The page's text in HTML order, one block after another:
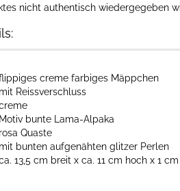
nicht authentisch wiedergegeben
creme farbiges Mäppchen
mit Reissverschluss
Motiv bunte Lama-Alpaka
rosa Quaste
mit bunten aufgenähten glitzer Perlen
13,5 cm breit x ca. 11 cm hoch x 1